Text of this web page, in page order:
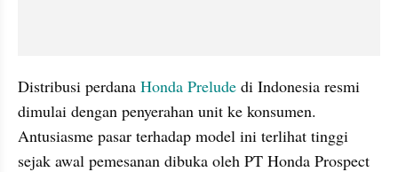
Distribusi perdana Honda Prelude di Indonesia resmi
dimulai dengan penyerahan unit ke konsumen.
Antusiasme pasar terhadap model ini terlihat tinggi
sejak awal pemesanan dibuka oleh PT Honda Prospect